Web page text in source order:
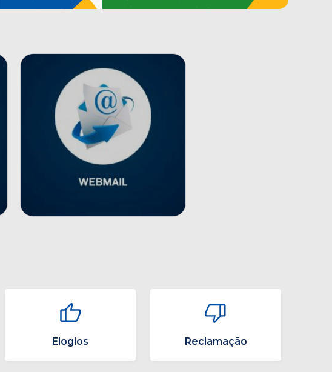
Elogios Reclamação